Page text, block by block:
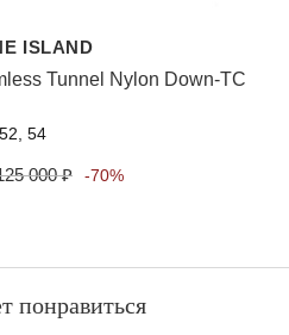
ISLAND
Tunnel Nylon Down-TC
52, 54
000₽ -70%
понравиться